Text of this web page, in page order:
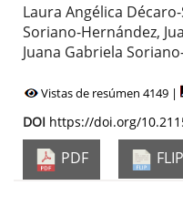
Laura Angélica
Soriano-Hernández,
Juana Gabriela
Vistas de resúmen 4149 |
DOI https://doi.org/
PDF FLIP